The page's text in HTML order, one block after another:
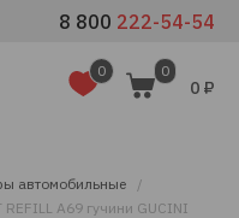
8 800 222-54-54
0 0
0 ₽
автомобильные
A69 гучини GUCINI